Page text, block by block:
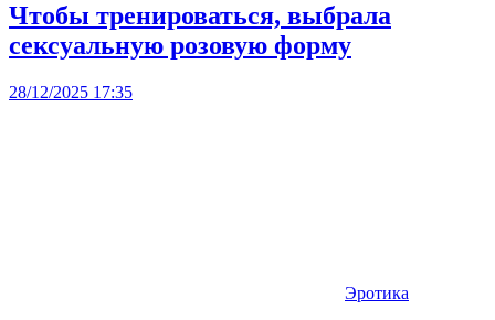
Чтобы тренироваться, выбрала
сексуальную розовую форму
28/12/2025 17:35
Эротика